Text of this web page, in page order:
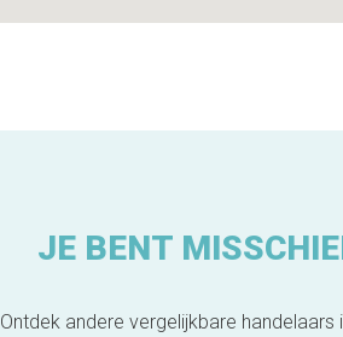
JE BENT
Ontdek andere vergelijkbare